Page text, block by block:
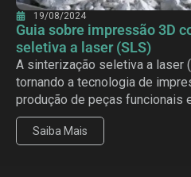
19/08/2024
Guia sobre impressão 3D
seletiva a laser (SLS)
A sinterização seletiva a laser
tornando a tecnologia de
produção de peças funcionais
Saiba Mais